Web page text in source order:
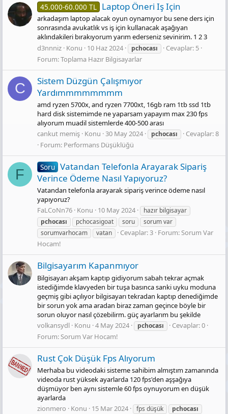
45.000-60.000 TL Laptop Öneri Iş Için
arkadaşım laptop alacak oyun oynamıyor bu sene ders için
sonrasında avukatlık vs iş için kullanacak aşağıyan
aklındakileri bırakıyorum yarım ederseniz sevinirim. 1 2 3
d3nnniz Konu 10 Haz 2024 pchocası
Cevaplar: 5
Forum:Toplama Hazır Bilgisayarlar
C
Sistem Düzgün Çalışmıyor
Yardımmmmmmmm
amd ryzen 5700x, and ryzen 7700xt, 16gb ram 1tb ssd 1tb
hard disk sistemimde ne yaparsam yapayım max 230 fps
alıyorum muadil sistemlerde 400-500 arası
cankut memiş Konu 30 May 2024 pchocası
Cevaplar: 8
Forum: Performans Düşüklüğü
F Soru Vatandan Telefonla Arayarak Sipariş
Verince Ödeme Nasıl Yapıyoruz?
Vatandan telefonla arayarak sipariş verince ödeme nasıl
yapıyoruz?
FaLCoNn76 Konu 10 May 2024
hazır bilgisayar
pchocası
pchocasigoat soru
sorum var
sorumvarhocam
vatan Cevaplar: 3 Forum:Sorum Var
Hocam!
Bilgisayarım Kapanmıyor
Bilgisayarı akşam kaptıp gidiyorum sabah tekrar açmak
istediğimde klavyeden bir tuşa basınca sanki uyku moduna
geçmiş gibi açılıyor bilgisayarı tekradan kaptıp denediğimde
bir sorun yok ama aradan biraz zaman geçince böyle bir
sorun oluyor nasıl çözebilirm. güç ayarlarım bu şekilde
volkansydl Konu 4 May 2024 pchocası
Cevaplar: 0
Forum:Sorum Var Hocam!
Rust Çok Düşük Fps Alıyorum
Merhaba bu videodaki sisteme sahibim almıştım zamanında
videoda rust yüksek ayarlarda 120 fps'den aşşağıya
düşmüyor ben aynı sistemle 60 fps oynuyorum en düşük
ayarlarda
zionmero
Konu 15 Mar 2024 fps düşük
pchocası